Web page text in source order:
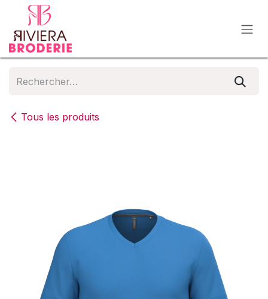
Se rendre au contenu
Tous les produits